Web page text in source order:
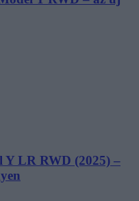
Y LR RWD (2025) –